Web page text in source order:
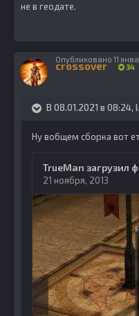
не в геодате.
crossover 34
Опубликовано 11
В 08.01.2021 в 08:24,
Ну вобщем сборка вот